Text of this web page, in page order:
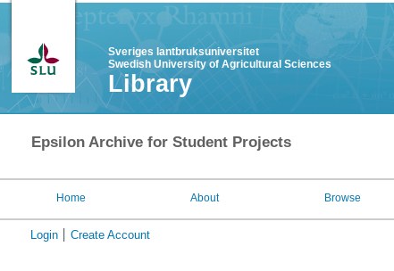
Sveriges lantbruksuniversitet
Swedish University of Agricultural Sciences
Library
Epsilon Archive for Student Projects
Home About Browse
Login Create Account